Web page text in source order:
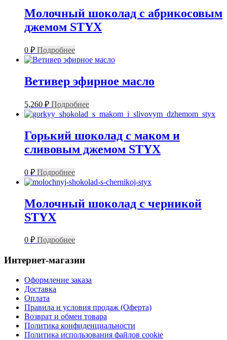
Молочный шоколад с абрикосовым
джемом STYX
0 ₽ Подробнее
Ветивер эфирное масло
5,260 ₽ Подробнее
Горький шоколад с маком и
сливовым джемом STYX
0 ₽ Подробнее
Молочный шоколад с черникой
STYX
0 ₽ Подробнее
Интернет-магазин
Оформление заказа
Доставка
Оплата
Правила и условия продаж (Оферта)
Возврат и обмен товара
Политика конфиденциальности
Политика использования файлов cookie